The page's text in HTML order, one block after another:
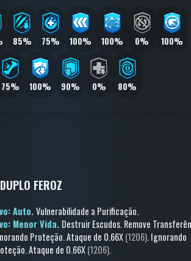
85% 75% 100% 100% 0% 100%
75% 100% 90% 0% 80%
FEROZ
Auto.Vulnerabilidade a Purificação.
Menor Vida. Destruir Escudos.Remove
Proteção.Ataque de 0.66X(1206).Ignorando
.Ataque de 0.66X(1206).